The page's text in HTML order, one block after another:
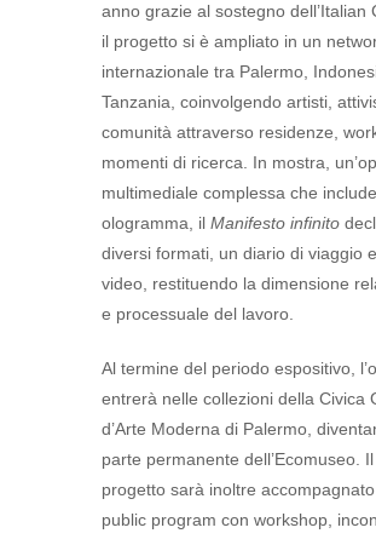
anno grazie al sostegno dell’Italian
il progetto si è ampliato in un
internazionale tra Palermo,
Tanzania, coinvolgendo artisti,
comunità attraverso residenze,
momenti di ricerca. In mostra,
multimediale complessa che
ologramma, il Manifesto infinito
diversi formati, un diario di viaggio
video, restituendo la dimensione
e processuale del lavoro.
Al termine del periodo espositivo,
entrerà nelle collezioni della Civica
d’Arte Moderna di Palermo,
parte permanente dell’Ecomuseo. Il
progetto sarà inoltre
public program con workshop,